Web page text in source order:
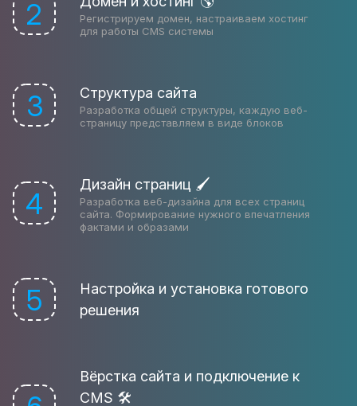
2
Регистрируем домен, настраиваем хостинг
для работы CMS системы
3 Структура сайта
Разработка общей структуры, каждую веб-
страницу представляем в виде блоков
4
Дизайн страниц 🖌
Разработка веб-дизайна для всех страниц
сайта. Формирование нужного впечатления
фактами и образами
5
Настройка и установка готового
решения
Вёрстка сайта и подключение к
CMS 🛠